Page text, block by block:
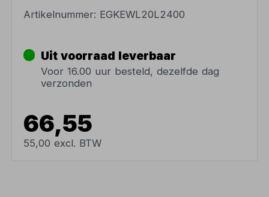
Artikelnummer: EGKEWL20L2400
Uit voorraad leverbaar
Voor 16.00 uur besteld, dezelfde dag
verzonden
66,55
55,00 excl. BTW